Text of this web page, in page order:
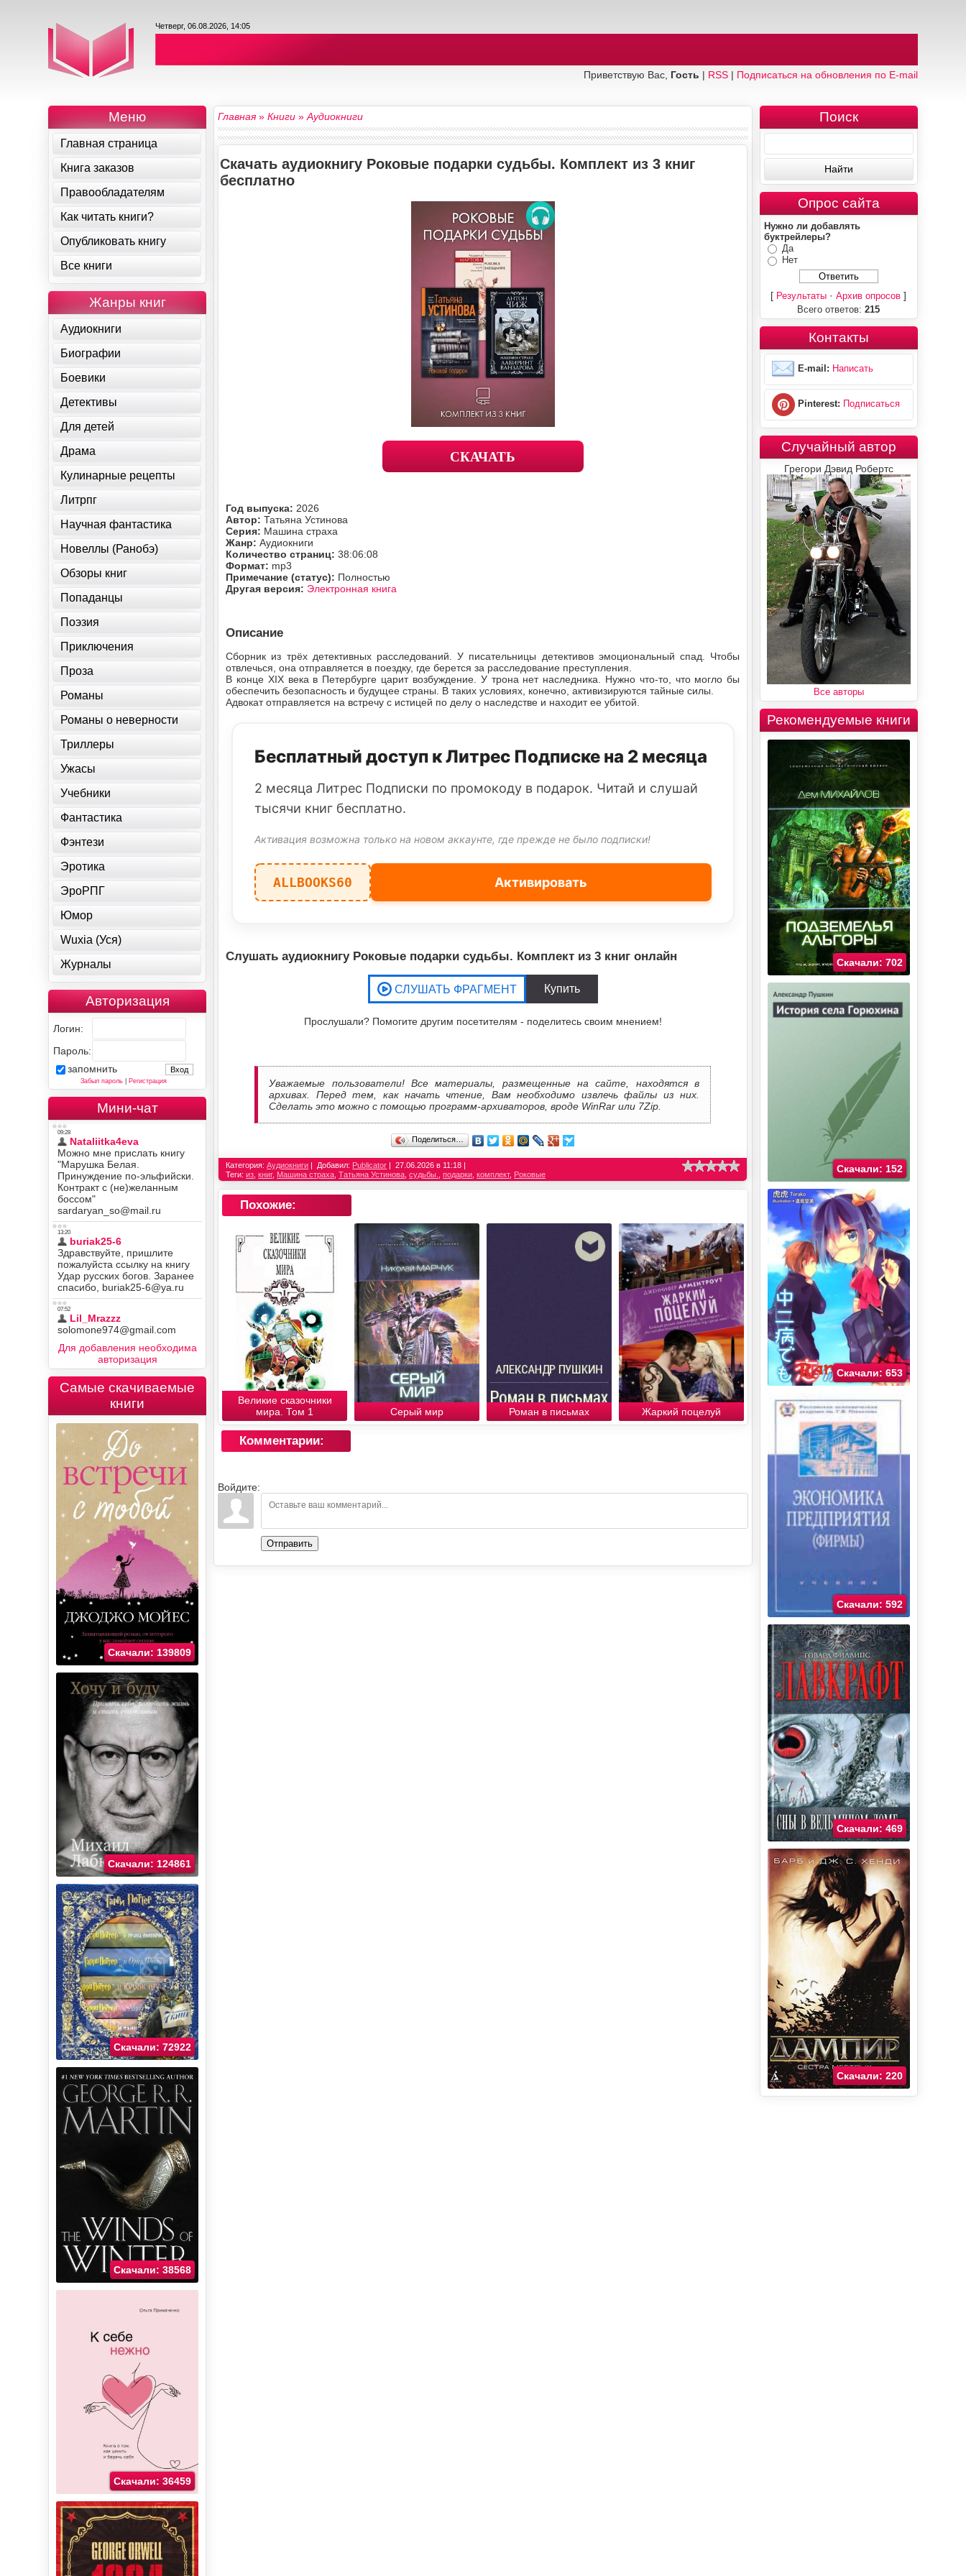
Четверг, 06.08.2026, 14:05
Приветствую Вас, Гость | RSS| Подписаться на обновления по E-mail
Главная»Книги »Аудиокниги
Скачать аудиокнигу Роковые подарки судьбы. Комплект из 3 книг
бесплатно
СКАЧАТЬ
Год выпуска: 2026
Автор:Татьяна Устинова
Серия: Машина страха
Жанр:Аудиокниги
Количество страниц:38:06:08
Формат: mp3
Примечание (статус): Полностью
Другая версия: Электронная книга
Описание
Сборник из трёх детективных расследований. У писательницы детективов эмоциональный спад. Чтобы
отвлечься, она отправляется в поездку, где берется за расследование преступления.
В конце XIX века в Петербурге царит возбуждение. У трона нет наследника. Нужно что-то, что могло бы
обеспечить безопасность и будущее страны. В таких условиях, конечно, активизируются тайные силы.
Адвокат отправляется на встречу с истицей по делу о наследстве и находит ее убитой.
Бесплатный доступ к Литрес Подписке на 2 месяца
2 месяца Литрес Подписки по промокоду в подарок. Читай и слушай
тысячи книг бесплатно.
Активация возможна только на новом аккаунте, где прежде не было подписки!
ALLBOOKS60 Активировать
Слушать аудиокнигу Роковые подарки судьбы. Комплект из 3 книг онлайн
Прослушали? Помогите другим посетителям - поделитесь своим мнением!
Уважаемые пользователи! Все материалы, размещенные на сайте, находятся в
архивах. Перед тем, как начать чтение, Вам необходимо извлечь файлы из них.
Сделать это можно с помощью программ-архиваторов, вроде WinRar или 7Zip.
Поделиться…
Категория:Аудиокниги Добавил: Publicator
27.06.2026 в 11:18
Теги:из ,книг, Машина страха ,Татьяна Устинова ,судьбы. ,подарки ,комплект, Роковые
Похожие:
Великие сказочники
мира. Том 1
Серый мир Роман в письмах Жаркий поцелуй
Комментарии:
Войдите:
Отправить
Меню
Главная страница
Книга заказов
Правообладателям
Как читать книги?
Опубликовать книгу
Все книги
Жанры книг
Аудиокниги
Биографии
Боевики
Детективы
Для детей
Драма
Кулинарные рецепты
Литрпг
Научная фантастика
Новеллы (Ранобэ)
Обзоры книг
Попаданцы
Поэзия
Приключения
Проза
Романы
Романы о неверности
Триллеры
Ужасы
Учебники
Фантастика
Фэнтези
Эротика
ЭроРПГ
Юмор
Wuxia (Уся)
Журналы
Авторизация
Логин:
Пароль:
запомнить
Забыл пароль| Регистрация
Мини-чат
Для добавления необходима
авторизация
Самые скачиваемые
книги
Скачали: 139809
Скачали: 124861
Скачали: 72922
Скачали: 38568
Скачали: 36459
Поиск
Опрос сайта
Нужно ли добавлять
буктрейлеры?
Да
Нет
[ Результаты ·Архив опросов ]
Всего ответов:215
Контакты
E-mail: Написать
Pinterest: Подписаться
Случайный автор
Грегори Дэвид Робертс
Все авторы
Рекомендуемые книги
Скачали: 702
Скачали: 152
Скачали: 653
Скачали: 592
Скачали: 469
Скачали: 220